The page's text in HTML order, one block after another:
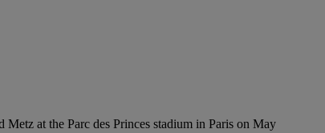
at the Parc des Princes stadium in Paris on May